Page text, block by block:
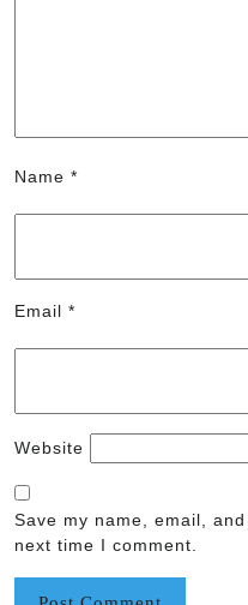
Name *
Email *
Website
Save my name, email,
next time I comment.